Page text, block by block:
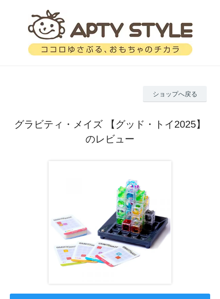
ショップへ戻る
グラビティ・メイズ 【グッド・トイ2025】
のレビュー